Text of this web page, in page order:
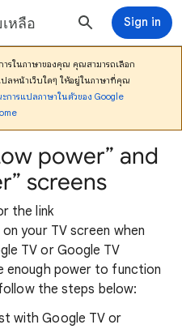
หลือ Sign in
รในภาษาของคุณ คุณสามารถเลือก
ลหน้าเว็บใดๆ ให้อยู่ในภาษาที่คุณ
ารแปลภาษาในตัวของ Google
power” and
screens
the link
your TV screen when
TV or Google TV
enough power to function
the steps below:
with Google TV or